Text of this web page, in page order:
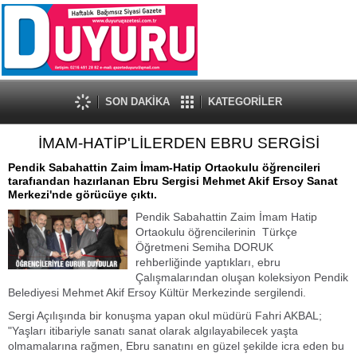
SON DAKİKA KATEGORİLER
İMAM-HATİP'LİLERDEN EBRU SERGİSİ
Pendik Sabahattin Zaim İmam-Hatip Ortaokulu öğrencileri
tarafıandan hazırlanan Ebru Sergisi Mehmet Akif Ersoy Sanat
Merkezi'nde görücüye çıktı.
Pendik Sabahattin Zaim İmam Hatip
Ortaokulu öğrencilerinin Türkçe
Öğretmeni Semiha DORUK
rehberliğinde yaptıkları, ebru
Çalışmalarından oluşan koleksiyon Pendik
Belediyesi Mehmet Akif Ersoy Kültür Merkezinde sergilendi.
Sergi Açılışında bir konuşma yapan okul müdürü Fahri AKBAL;
"Yaşları itibariyle sanatı sanat olarak algılayabilecek yaşta
olmamalarına rağmen, Ebru sanatını en güzel şekilde icra eden bu